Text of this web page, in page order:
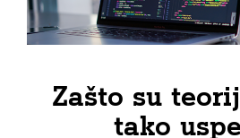
Zašto su
tako